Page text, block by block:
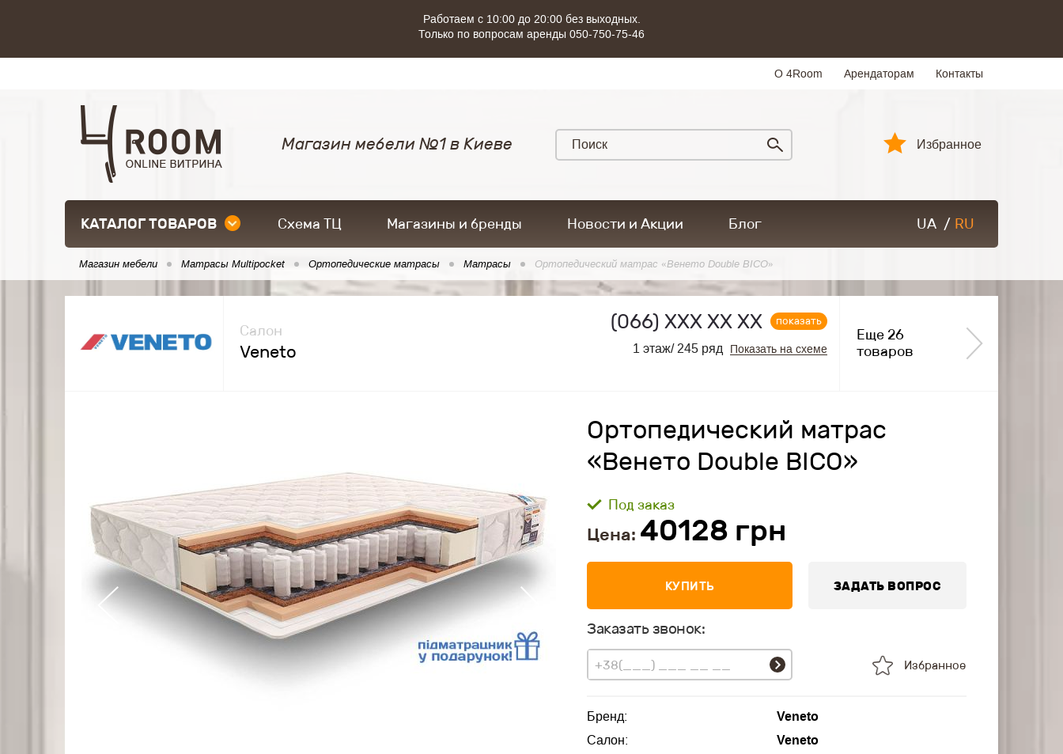
Работаем с 10:00 до 20:00 без выходных.
Только по вопросам аренды 050-750-75-46
О 4Room Арендаторам Контакты
Магазин мебели №1 в Киеве Избранное
КАТАЛОГ ТОВАРОВ Схема ТЦ Магазины и бренды Новости и Акции Блог UA / RU
Магазин мебели Матрасы Multipocket Ортопедические матрасы Матрасы Ортопедический матрас «Венето Double BICO»
Салон
Veneto
(066) ХХХ ХХ ХХ показать
1 этаж/ 245 ряд Показать на схеме
Еще 26
товаров
Ортопедический матрас
«Венето Double BICO»
Под заказ
Цена: 40128 грн
КУПИТЬ ЗАДАТЬ ВОПРОС
Заказать звонок:
Избранное
Бренд:
Veneto
Салон:
Veneto